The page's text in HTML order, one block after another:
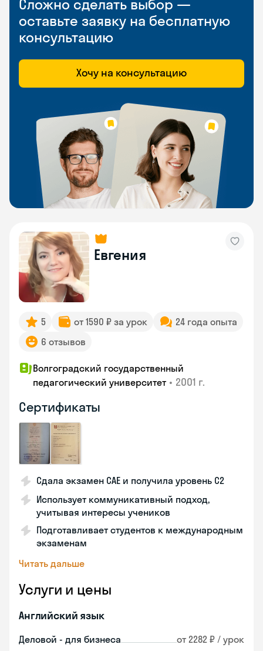
Сложно сделать выбор —
оставьте заявку на бесплатную
консультацию
Хочу на консультацию
Евгения
5 от 1590 ₽ за урок
24 года опыта
6 отзывов
Волгоградский государственный
педагогический университет • 2001 г.
Сертификаты
Сдала экзамен CAE и получила уровень С2
Использует коммуникативный подход,
учитывая интересы учеников
Подготавливает студентов к международным
экзаменам
Читать дальше
Услуги и цены
Английский язык
Деловой - для бизнеса от 2282 ₽ / урок